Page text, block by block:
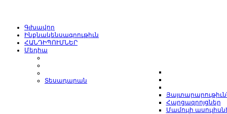
Գլխավոր
Ինքնակենսագրութիւն
ՀԱՆԴԻՊՈՒՄՆԵՐ
Մեդիա
Տեսադարան
Հարցազրոյցներ
Մամուլի